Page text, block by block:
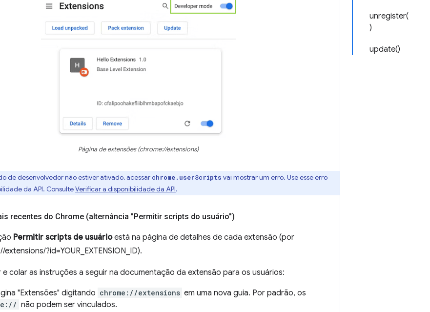
unregister(
)
update()
Página de extensões (chrome://extensions)
de desenvolvedor não estiver ativado, acessar chrome.userScripts vai mostrar um erro. Use esse erro
da API. ConsulteVerificar a disponibilidade da API.
recentes do Chrome (alternância "Permitir scripts do usuário")
Permitir scripts de usuárioestá na página de detalhes de cada extensão (por
?id=YOUR_EXTENSION_ID).
colar as instruções a seguir na documentação da extensão para os usuários:
"Extensões" digitando chrome://extensions em uma nova guia. Por padrão, os
não podem ser vinculados.